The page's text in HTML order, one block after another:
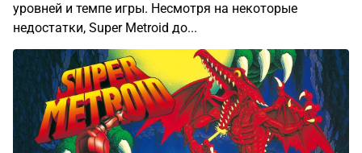
уровней и темпе игры. Несмотря на некоторые
недостатки, Super Metroid до...